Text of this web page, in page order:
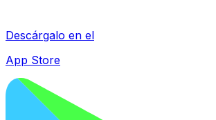
Descárgalo en el
App Store